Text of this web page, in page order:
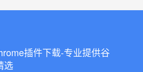
插件下载-专业提供谷
选